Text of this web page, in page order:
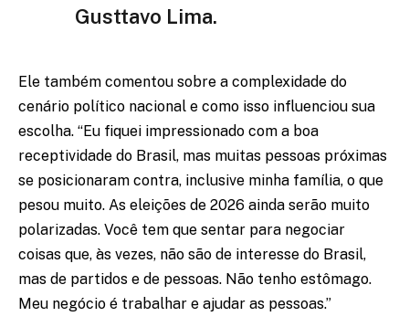
Gusttavo Lima.
Ele também comentou sobre a complexidade do
cenário político nacional e como isso influenciou sua
escolha. “Eu fiquei impressionado com a boa
receptividade do Brasil, mas muitas pessoas próximas
se posicionaram contra, inclusive minha família, o que
pesou muito. As eleições de 2026 ainda serão muito
polarizadas. Você tem que sentar para negociar
coisas que, às vezes, não são de interesse do Brasil,
mas de partidos e de pessoas. Não tenho estômago.
Meu negócio é trabalhar e ajudar as pessoas.”